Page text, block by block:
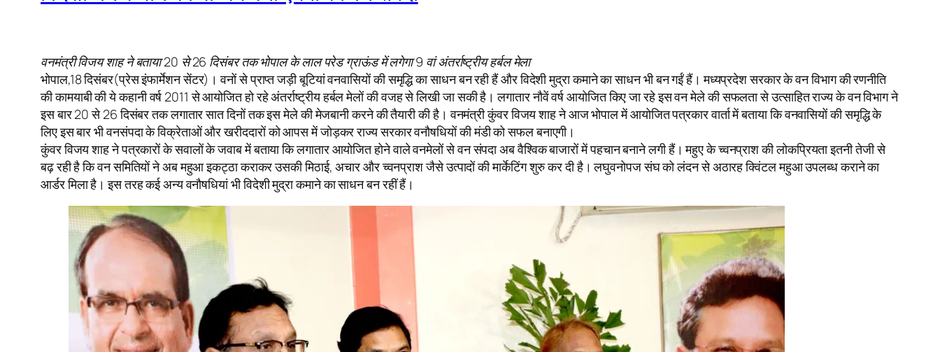
वनमंत्री विजय शाह ने बताया 20 से 26 दिसंबर तक भोपाल के लाल परेड ग्राऊंड में लगेगा 9 वां अंतर्राष्ट्रीय हर्बल मेला
भोपाल,18 दिसंबर(प्रेस इंफार्मेशन सेंटर)। वनों से प्राप्त जड़ी बूटियां वनवासियों की समृद्धि का साधन बन रही हैं और विदेशी मुद्रा कमाने का साधन भी बन गईं हैं। मध्यप्रदेश सरकार के वन विभाग की रणनीति
की कामयाबी की ये कहानी वर्ष 2011 से आयोजित हो रहे अंतर्राष्ट्रीय हर्बल मेलों की वजह से लिखी जा सकी है। लगातार नौवें वर्ष आयोजित किए जा रहे इस वन मेले की सफलता से उत्साहित राज्य के वन विभाग ने
इस बार 20 से 26 दिसंबर तक लगातार सात दिनों तक इस मेले की मेजबानी करने की तैयारी की है। वनमंत्री कुंवर विजय शाह ने आज भोपाल में आयोजित पत्रकार वार्ता में बताया कि वनवासियों की समृद्धि के
लिए इस बार भी वनसंपदा के विक्रेताओं और खरीददारों को आपस में जोड़कर राज्य सरकार वनौषधियों की मंडी को सफल बनाएगी।
कुंवर विजय शाह ने पत्रकारों के सवालों के जवाब में बताया कि लगातार आयोजित होने वाले वनमेलों से वन संपदा अब वैश्विक बाजारों में पहचान बनाने लगी हैं। महुए के च्वनप्राश की लोकप्रियता इतनी तेजी से
बढ़ रही है कि वन समितियों ने अब महुआ इकट्ठा कराकर उसकी मिठाई, अचार और च्वनप्राश जैसे उत्पादों की मार्केटिंग शुरु कर दी है। लघुवनोपज संघ को लंदन से अठारह क्विंटल महुआ उपलब्ध कराने का
आर्डर मिला है। इस तरह कई अन्य वनौषधियां भी विदेशी मुद्रा कमाने का साधन बन रहीं हैं।